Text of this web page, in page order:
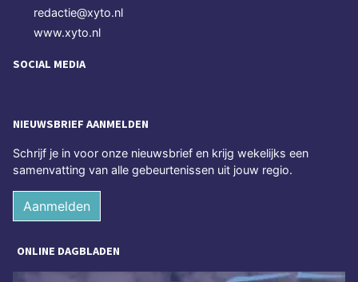
redactie@xyto.nl
www.xyto.nl
SOCIAL MEDIA
NIEUWSBRIEF AANMELDEN
Schrijf je in voor onze nieuwsbrief en krijg wekelijks een
samenvatting van alle gebeurtenissen uit jouw regio.
Aanmelden
ONLINE DAGBLADEN